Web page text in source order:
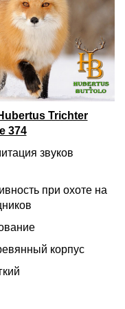
Trichter
374
звуков
при охоте на
корпус